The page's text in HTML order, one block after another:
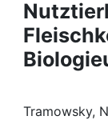
My FIS
Tramowsky,